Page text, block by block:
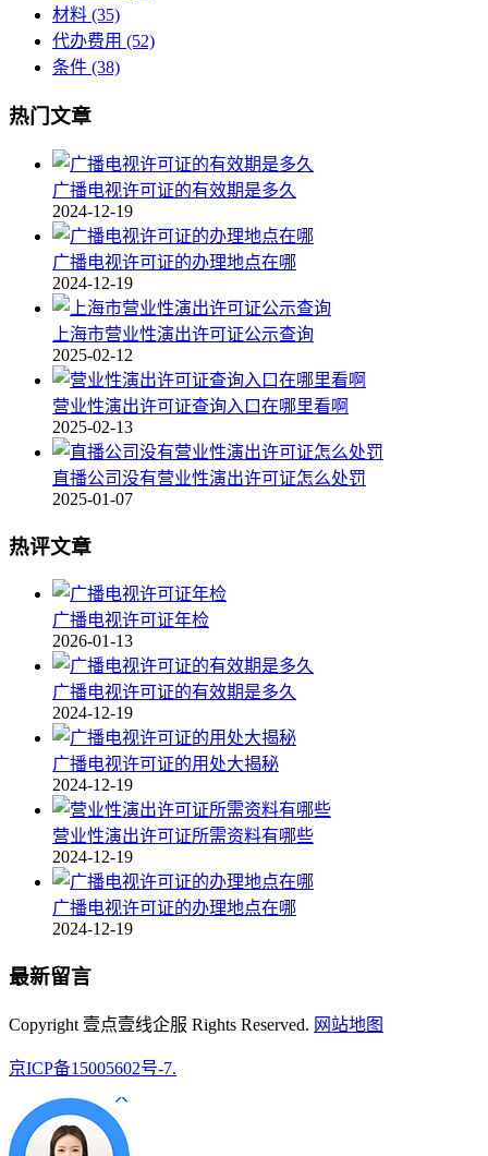
材料 (35)
代办费用 (52)
条件 (38)
热门文章
广播电视许可证的有效期是多久
2024-12-19
广播电视许可证的办理地点在哪
2024-12-19
上海市营业性演出许可证公示查询
2025-02-12
营业性演出许可证查询入口在哪里看啊
2025-02-13
直播公司没有营业性演出许可证怎么处罚
2025-01-07
热评文章
广播电视许可证年检
2026-01-13
广播电视许可证的有效期是多久
2024-12-19
广播电视许可证的用处大揭秘
2024-12-19
营业性演出许可证所需资料有哪些
2024-12-19
广播电视许可证的办理地点在哪
2024-12-19
最新留言
Copyright 壹点壹线企服 Rights Reserved. 网站地图
京ICP备15005602号-7.